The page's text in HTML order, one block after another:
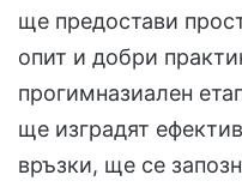
ще предостави
опит и добри
прогимназиален
ще изградят
връзки, ще се